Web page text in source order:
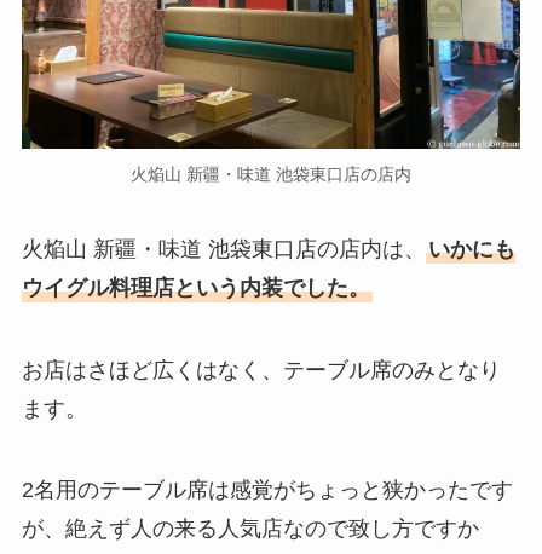
火焔山 新疆・味道 池袋東口店の店内
火焔山 新疆・味道 池袋東口店の店内は、 いかにも
ウイグル料理店という内装でした。
お店はさほど広くはなく、テーブル席のみとなり
ます。
2名用のテーブル席は感覚がちょっと狭かったです
が、絶えず人の来る人気店なので致し方ですか